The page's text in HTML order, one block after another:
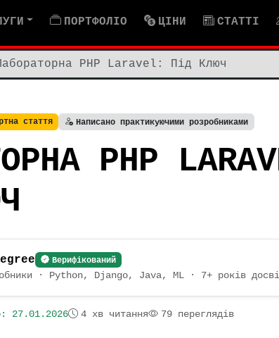
ПОРТФОЛІО ЦІНИ СТАТТІ
PHP Laravel: Під Ключ
стаття Написано практикуючими розробниками
PHP
Верифікований
· Python, Django, Java, ML · 7+ років
27.01.2026 4 хв читання 79 переглядів